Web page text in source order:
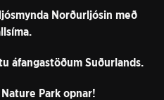
Norðurljósin með
áfangastöðum Suðurlands.
Park opnar!